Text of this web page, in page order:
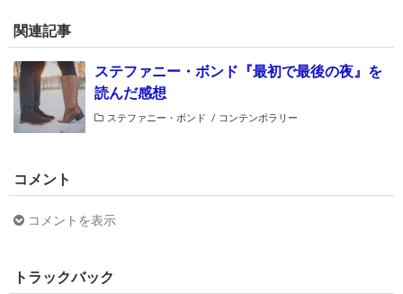
関連記事
ステファニー・ボンド『最初で最後の夜』を
読んだ感想
ステファニー・ボンド / コンテンポラリー
コメント
コメントを表示
トラックバック